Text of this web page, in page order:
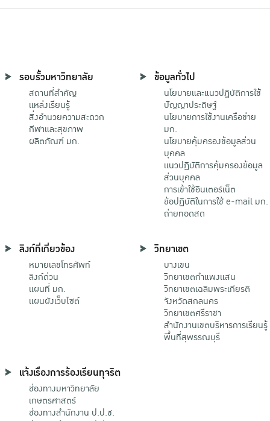
รอบรั้วมหาวิทยาลัย
สถานที่สำคัญ
แหล่งเรียนรู้
สิ่งอำนวยความสะดวก
กีฬาและสุขภาพ
ผลิตภัณฑ์ มก.
ข้อมูลทั่วไป
นโยบายและแนวปฏิบัติการใช้
ปัญญาประดิษฐ์
นโยบายการใช้งานเครือข่าย
มก.
นโยบายคุ้มครองข้อมูลส่วน
บุคคล
แนวปฏิบัติการคุ้มครองข้อมูล
ส่วนบุคคล
การเข้าใช้อินเตอร์เน็ต
ข้อปฏิบัติในการใช้ e-mail มก.
ถ่ายทอดสด
ลิงก์ที่เกี่ยวข้อง
หมายเลขโทรศัพท์
ลิงก์ด่วน
แผนที่ มก.
แผนผังเว็บไซต์
วิทยาเขต
บางเขน
วิทยาเขตกําแพงแสน
วิทยาเขตเฉลิมพระเกียรติ
จังหวัดสกลนคร
วิทยาเขตศรีราชา
สำนักงานเขตบริหารการเรียนรู้
พื้นที่สุพรรณบุรี
แจ้งเรื่องการร้องเรียนทุจริต
ช่องทางมหาวิทยาลัย
เกษตรศาสตร์
ช่องทางสำนักงาน ป.ป.ช.